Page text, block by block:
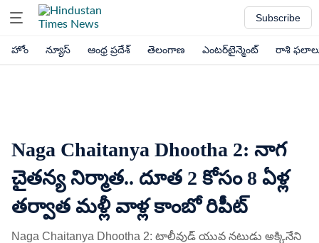
Subscribe
హోం న్యూస్ ఆంధ్ర ప్రదేశ్ తెలంగాణ ఎంటర్‌టైన్మెంట్ రాశి
Naga Chaitanya Dhootha 2: నాగ
చైతన్య నిర్మాత.. దూత 2 కోసం 8 ఏళ్ల
తర్వాత మళ్లీ వాళ్ల కాంబో రిపీట్
Naga Chaitanya Dhootha 2: టాలీవుడ్ యువ నటుడు అక్కినేని